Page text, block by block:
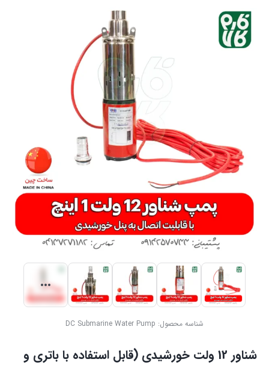
شناسه محصول: DC Submarine Water Pump
شناور 12 ولت خورشیدی (قابل استفاده با باتری و